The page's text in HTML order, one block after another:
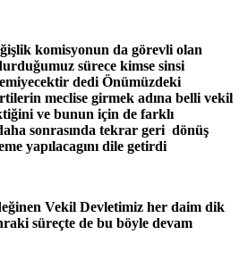
komisyonun da görevli olan
sürece kimse sinsi
dedi Önümüzdeki
meclise girmek adına belli vekil
ve bunun için de farklı
sonrasında tekrar geri dönüş
yapılacagını dile getirdi
Vekil Devletimiz her daim dik
süreçte de bu böyle devam